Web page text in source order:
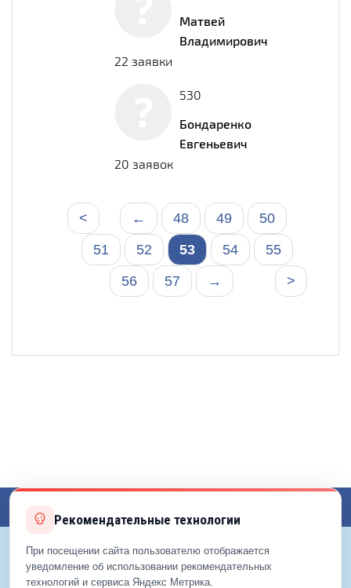
Матвей
Владимирович
22 заявки
530
Бондаренко
Евгеньевич
20 заявок
←
< 48 49
50
51
52 53 54
55
56
57 >
→
© 2012—2026 ЕДС-Реутов
Рекомендательные технологии
При посещении сайта пользователю отображается
уведомление об использовании рекомендательных
технологий и сервиса Яндекс Метрика.